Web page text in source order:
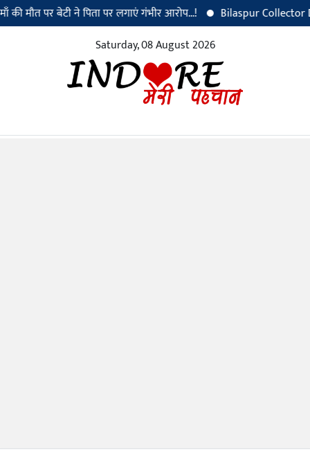
पर बेटी ने पिता पर लगाएं गंभीर आरोप...!
Bilaspur Collector Dr.
Saturday, 08 August 2026